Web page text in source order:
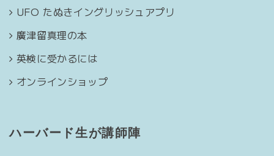
UFO たぬきイングリッシュアプリ
廣津留真理の本
英検に受かるには
オンラインショップ
ハーバード生が講師陣